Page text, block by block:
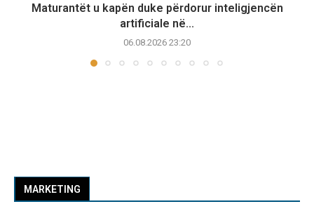
Maturantët u kapën duke përdorur inteligjencën
artificiale në...
06.08.2026 23:20
MARKETING